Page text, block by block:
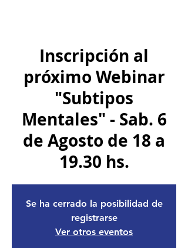
Inscripción al
próximo Webinar
"Subtipos
Mentales" - Sab. 6
de Agosto de 18 a
19.30 hs.
Se ha cerrado la posibilidad de
registrarse
Ver otros eventos